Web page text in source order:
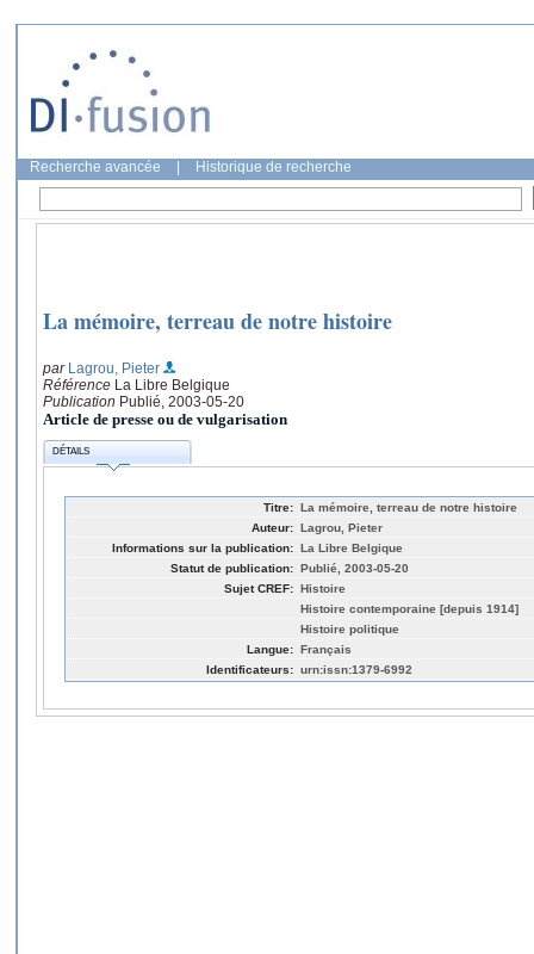
Recherche avancée Historique de recherche
La mémoire, terreau de notre histoire
par Lagrou, Pieter
Référence La Libre Belgique
Publication Publié, 2003-05-20
Article de presse ou de vulgarisation
DÉTAILS
Titre: La mémoire, terreau de notre histoire
Auteur: Lagrou, Pieter
Informations sur la publication: La Libre Belgique
Statut de publication: Publié, 2003-05-20
Sujet CREF: Histoire
Histoire contemporaine [depuis 1914]
Histoire politique
Langue: Français
Identificateurs: urn:issn:1379-6992